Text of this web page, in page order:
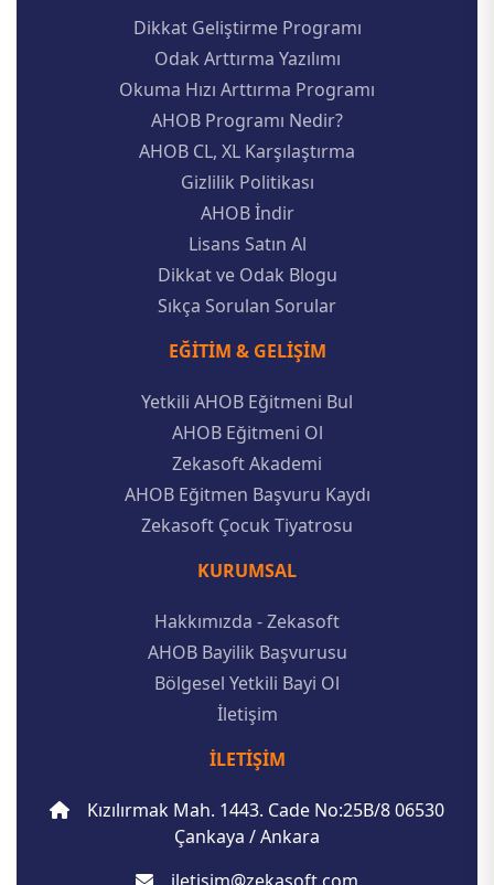
Dikkat Geliştirme Programı
Odak Arttırma Yazılımı
Okuma Hızı Arttırma Programı
AHOB Programı Nedir?
AHOB CL, XL Karşılaştırma
Gizlilik Politikası
AHOB İndir
Lisans Satın Al
Dikkat ve Odak Blogu
Sıkça Sorulan Sorular
EĞITIM & GELIŞIM
Yetkili AHOB Eğitmeni Bul
AHOB Eğitmeni Ol
Zekasoft Akademi
AHOB Eğitmen Başvuru Kaydı
Zekasoft Çocuk Tiyatrosu
KURUMSAL
Hakkımızda - Zekasoft
AHOB Bayilik Başvurusu
Bölgesel Yetkili Bayi Ol
İletişim
İLETIŞIM
Kızılırmak Mah. 1443. Cade No:25B/8 06530
Çankaya / Ankara